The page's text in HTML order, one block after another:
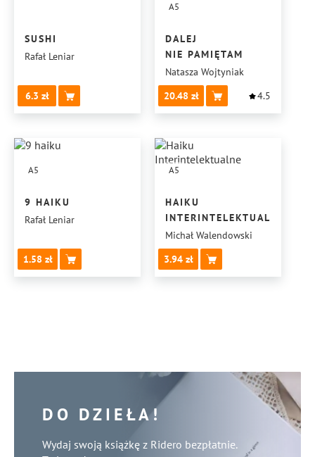
SUSHI
Rafał Leniar
6.3
A5
DALEJ
NIE PAMIĘTAM
Natasza Wojtyniak
20.48
4.5
A5
9 HAIKU
Rafał Leniar
1.58
A5
HAIKU
INTERINTELEKTUALNE
Michał Walendowski
3.94
DO DZIEŁA!
Wydaj swoją książkę z Ridero bezpłatnie.